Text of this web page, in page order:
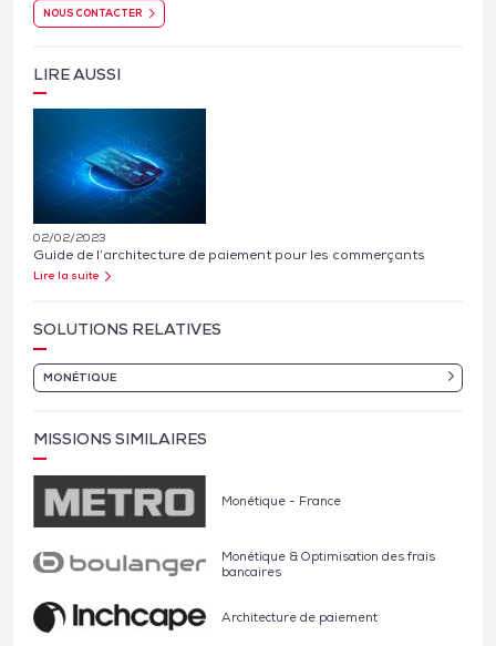
NOUS CONTACTER
LIRE AUSSI
02/02/2023
Guide de l’architecture de paiement pour les commerçants
Lire la suite
SOLUTIONS RELATIVES
MONÉTIQUE
MISSIONS SIMILAIRES
Monétique - France
Monétique & Optimisation des frais
bancaires
Architecture de paiement